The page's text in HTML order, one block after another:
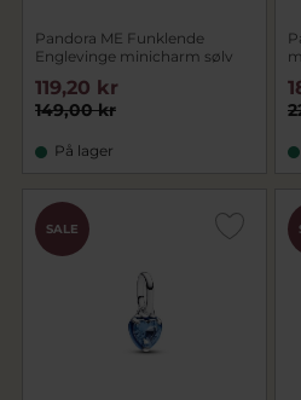
Pandora ME Funklende
Englevinge minicharm sølv
149,00 kr
119,20 kr
På lager
SALE